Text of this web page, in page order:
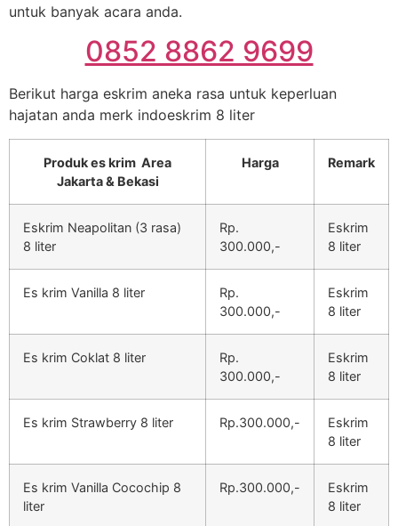
untuk banyak acara anda.
0852 8862 9699
Berikut harga eskrim aneka rasa untuk keperluan
hajatan anda merk indoeskrim 8 liter
Produk es krim Area
Jakarta & Bekasi
Harga Remark
Eskrim Neapolitan (3 rasa)
8 liter
Rp.
300.000,-
Eskrim
8 liter
Es krim Vanilla 8 liter
Rp.
300.000,-
Eskrim
8 liter
Es krim Coklat 8 liter
Rp.
300.000,-
Eskrim
8 liter
Es krim Strawberry 8 liter Rp.300.000,-
Eskrim
8 liter
Es krim Vanilla Cocochip 8
liter
Rp.300.000,-
Eskrim
8 liter